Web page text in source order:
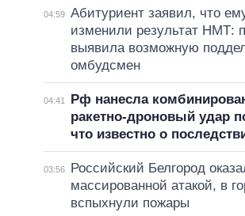
04:59 Абитуриент заявил, что
изменили результат НМТ:
выявила возможную
омбудсмен
04:41
Рф нанесла
ракетно-дроновый удар
что известно о
03:56
Российский Белгород
массированной атакой, в
вспыхнули пожары